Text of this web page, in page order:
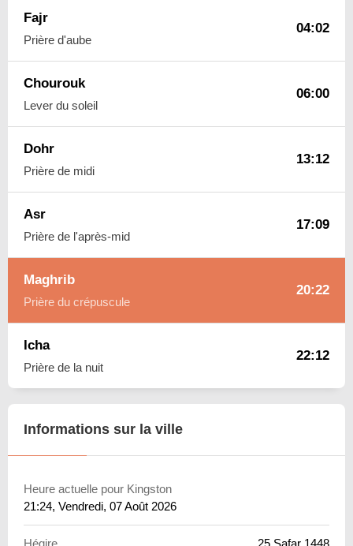
Fajr
Prière d'aube
04:02
Chourouk
Lever du soleil
06:00
Dohr
Prière de midi
13:12
Asr
Prière de l'après-mid
17:09
Maghrib
Prière du crépuscule
20:22
Icha
Prière de la nuit
22:12
Informations sur la ville
Heure actuelle pour Kingston
21:24, Vendredi, 07 Août 2026
Hégire 25 Safar 1448